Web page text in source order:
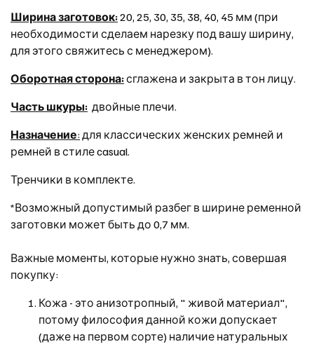
Ширина заготовок:20, 25, 30, 35, 38, 40, 45 мм (при
необходимости сделаем нарезку под вашу ширину,
для этого свяжитесь с менеджером).
Оборотная сторона:сглажена и закрыта в тон лицу.
Часть шкуры: двойные плечи.
Назначение: для классических женских ремней и
ремней в стиле casual.
Тренчики в комплекте.
*Возможный допустимый разбег в ширине ременной
заготовки может быть до 0,7 мм.
Важные моменты, которые нужно знать, совершая
покупку:
Кожа - это анизотропный, " живой материал",
потому философия данной кожи допускает
(даже на первом сорте) наличие натуральных